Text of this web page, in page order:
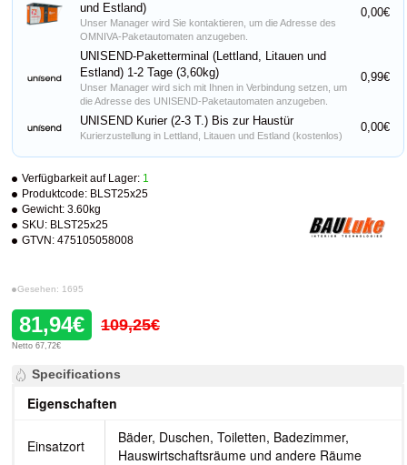
Verfügbarkeit auf Lager: 1
Produktcode: BLST25x25
Gewicht: 3.60kg
SKU: BLST25x25
GTVN: 475105058008
Gesehen: 1695
81,94€ 109,25€
Netto 67,72€
und Estland)
Unser Manager wird Sie kontaktieren, um die Adresse des
OMNIVA-Paketautomaten anzugeben.
0,00€
UNISEND-Paketterminal (Lettland, Litauen und
Estland) 1-2 Tage (3,60kg)
Unser Manager wird sich mit Ihnen in Verbindung setzen, um
die Adresse des UNISEND-Paketautomaten anzugeben.
0,99€
UNISEND Kurier (2-3 T.) Bis zur Haustür
Kurierzustellung in Lettland, Litauen und Estland (kostenlos)
0,00€
Specifications
Eigenschaften
Einsatzort
Bäder, Duschen, Toiletten, Badezimmer,
Hauswirtschaftsräume und andere Räume